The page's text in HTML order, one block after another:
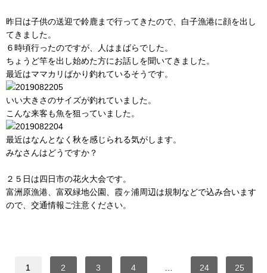
昨日は子供の送迎で鈴鹿まで行ってきたので、白子漁港に顔を出し
てきました。
６時頃行ったのですが、人はまばらでした。
ちょうど竿を出し始めた方にお話しを聞いてきました。
最近はママカリばかり釣れているそうです。
いい大きさのサイズが釣れていました。
こんな来客も魚を狙っていました。
最近はなんとなく秋を感じられる気がします。
みなさんはどうですか？
２５日は四日市の花火大会です。
富洲原漁港、富双緑地公園、霞ヶ浦周辺は規制などで込み合います
ので、交通情報ご注意ください。
1 2 3 4 24 25